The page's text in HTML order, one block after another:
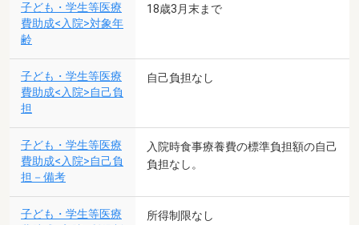
子ども・学生等医療
費助成<入院>対象年
齢
18歳3月末まで
子ども・学生等医療
費助成<入院>自己負
担
自己負担なし
子ども・学生等医療
費助成<入院>自己負
担－備考
入院時食事療養費の標準負担額の自己
負担なし。
子ども・学生等医療
所得制限なし